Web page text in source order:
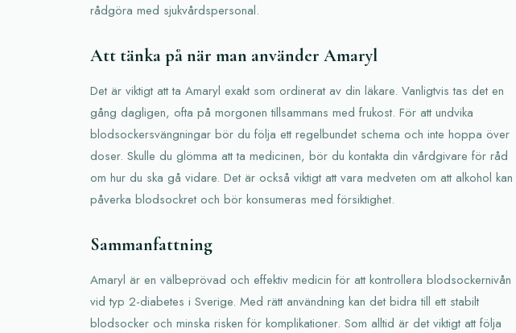
rådgöra med sjukvårdspersonal.
Att tänka på när man använder Amaryl
Det är viktigt att ta Amaryl exakt som ordinerat av din läkare. Vanligtvis tas det en
gång dagligen, ofta på morgonen tillsammans med frukost. För att undvika
blodsockersvängningar bör du följa ett regelbundet schema och inte hoppa över
doser. Skulle du glömma att ta medicinen, bör du kontakta din vårdgivare för råd
om hur du ska gå vidare. Det är också viktigt att vara medveten om att alkohol kan
påverka blodsockret och bör konsumeras med försiktighet.
Sammanfattning
Amaryl är en välbeprövad och effektiv medicin för att kontrollera blodsockernivån
vid typ 2-diabetes i Sverige. Med rätt användning kan det bidra till ett stabilt
blodsocker och minska risken för komplikationer. Som alltid är det viktigt att följa